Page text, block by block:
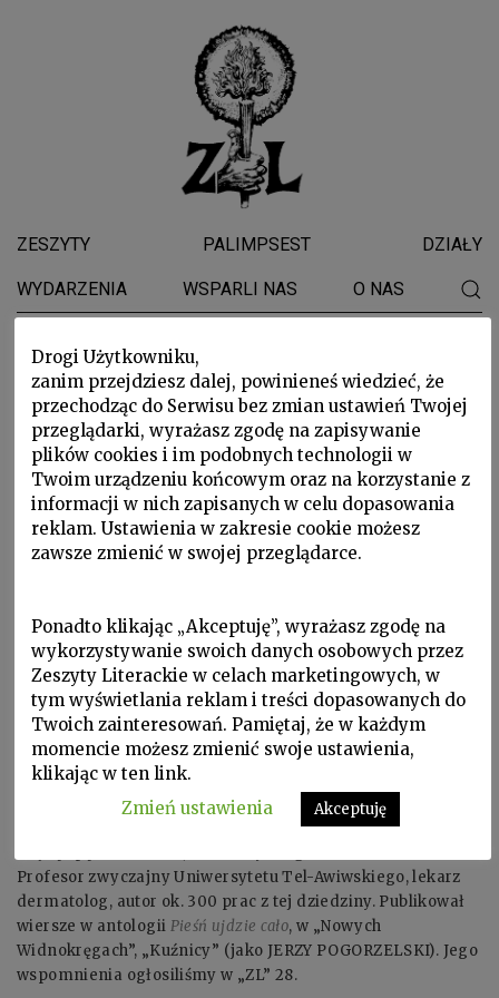
ZESZYTY PALIMPSEST DZIAŁY
WYDARZENIA WSPARLI NAS O NAS
ELEASAR J.
FEUERMAN
ELEASAR J. FEUERMAN ur. 1919 w Wiedniu, zm. 2011 w wieku
92 lat w Tel Awiwie. Ukończył studia medyczne we Lwowie,
Profesor zwyczajny Uniwersytetu Tel-Awiwskiego, lekarz
dermatolog, autor ok. 300 prac z tej dziedziny. Publikował
wiersze w antologii Pieśń ujdzie cało, w „Nowych
Widnokręgach”, „Kuźnicy” (jako JERZY POGORZELSKI). Jego
wspomnienia ogłosiliśmy w „ZL” 28.
Drogi Użytkowniku,
zanim przejdziesz dalej, powinieneś wiedzieć, że
przechodząc do Serwisu bez zmian ustawień Twojej
przeglądarki, wyrażasz zgodę na zapisywanie
plików cookies i im podobnych technologii w
Twoim urządzeniu końcowym oraz na korzystanie z
informacji w nich zapisanych w celu dopasowania
reklam. Ustawienia w zakresie cookie możesz
zawsze zmienić w swojej przeglądarce.
Ponadto klikając „Akceptuję”, wyrażasz zgodę na
wykorzystywanie swoich danych osobowych przez
Zeszyty Literackie w celach marketingowych, w
tym wyświetlania reklam i treści dopasowanych do
Twoich zainteresowań. Pamiętaj, że w każdym
momencie możesz zmienić swoje ustawienia,
klikając w ten link.
Zmień ustawienia
Akceptuję